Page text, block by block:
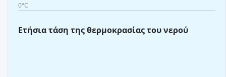
0°C
Ετήσια τάση της θερμοκρασίας του νερού